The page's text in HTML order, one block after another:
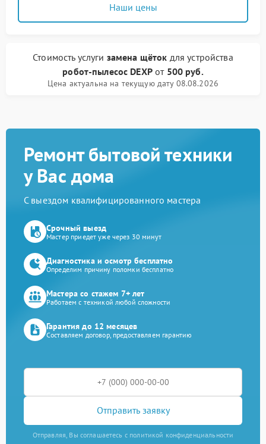
Наши цены
Стоимость услуги замена щёток для устройства
робот-пылесос DEXPот 500 руб.
Цена актуальна на текущую дату 08.08.2026
Ремонт бытовой техники
у Вас дома
С выездом квалифицированного мастера
Срочный выезд
Мастер приедет уже через 30 минут
Диагностика и осмотр бесплатно
Определим причину поломки бесплатно
Мастера со стажем 7+ лет
Работаем с техникой любой сложности
Гарантия до 12 месяцев
Составляем договор, предоставляем гарантию
Отправить заявку
Отправляя, Вы соглашаетесь с политикой конфиденциальности